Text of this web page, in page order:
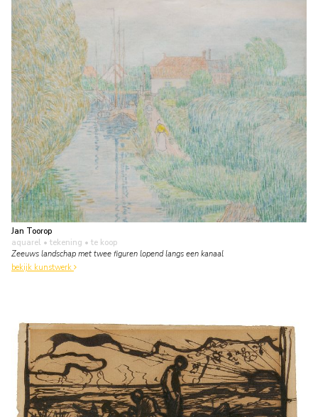
Jan Toorop
aquarel • tekening • te koop
Zeeuws landschap met twee figuren lopend langs een kanaal
bekijk kunstwerk